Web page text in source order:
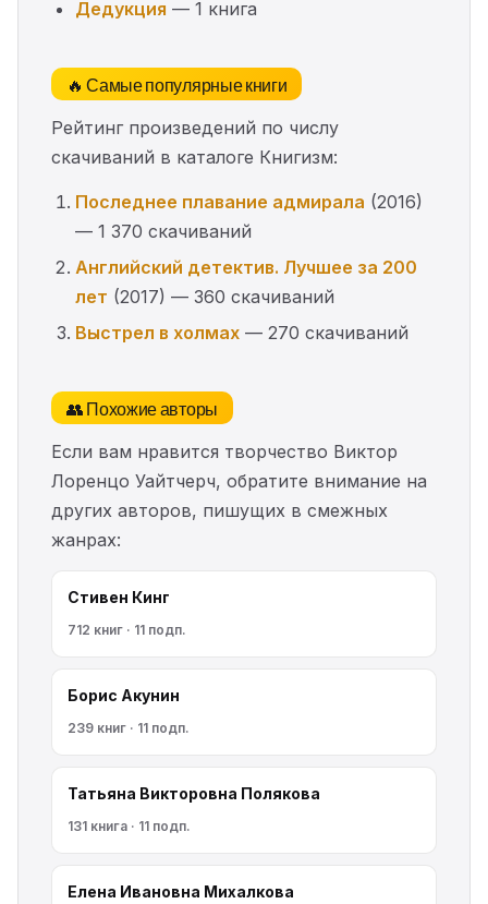
Дедукция — 1 книга
🔥 Самые популярные книги
Рейтинг произведений по числу
скачиваний в каталоге Книгизм:
Последнее плавание адмирала (2016)
— 1 370 скачиваний
Английский детектив. Лучшее за 200
лет (2017) — 360 скачиваний
Выстрел в холмах — 270 скачиваний
👥 Похожие авторы
Если вам нравится творчество Виктор
Лоренцо Уайтчерч, обратите внимание на
других авторов, пишущих в смежных
жанрах:
Стивен Кинг
712 книг · 11 подп.
Борис Акунин
239 книг · 11 подп.
Татьяна Викторовна Полякова
131 книга · 11 подп.
Елена Ивановна Михалкова